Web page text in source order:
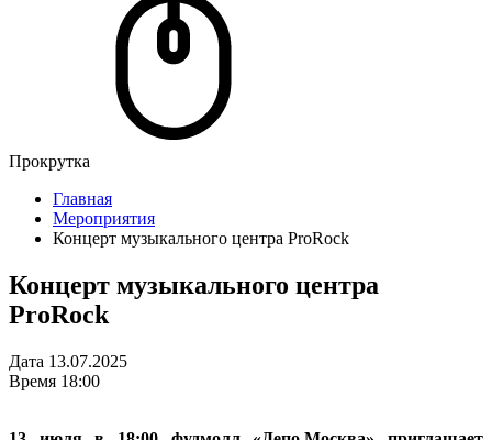
Прокрутка
Главная
Мероприятия
Концерт музыкального центра ProRock
Концерт музыкального центра
ProRock
Дата 13.07.2025
Время 18:00